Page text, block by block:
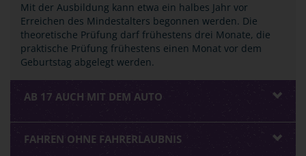
Mit der Ausbildung kann etwa ein halbes Jahr vor
Erreichen des Mindestalters begonnen werden. Die
theoretische Prüfung darf frühestens drei Monate, die
praktische Prüfung frühestens einen Monat vor dem
Geburtstag abgelegt werden.
AB 17 AUCH MIT DEM AUTO
FAHREN OHNE FAHRERLAUBNIS